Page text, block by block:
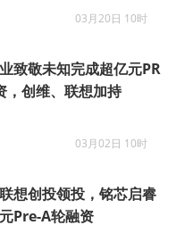
03月20日 10时
致敬未知完成超亿元PR
，创维、联想加持
03月02日 10时
想创投领投，铭芯启睿
Pre-A轮融资